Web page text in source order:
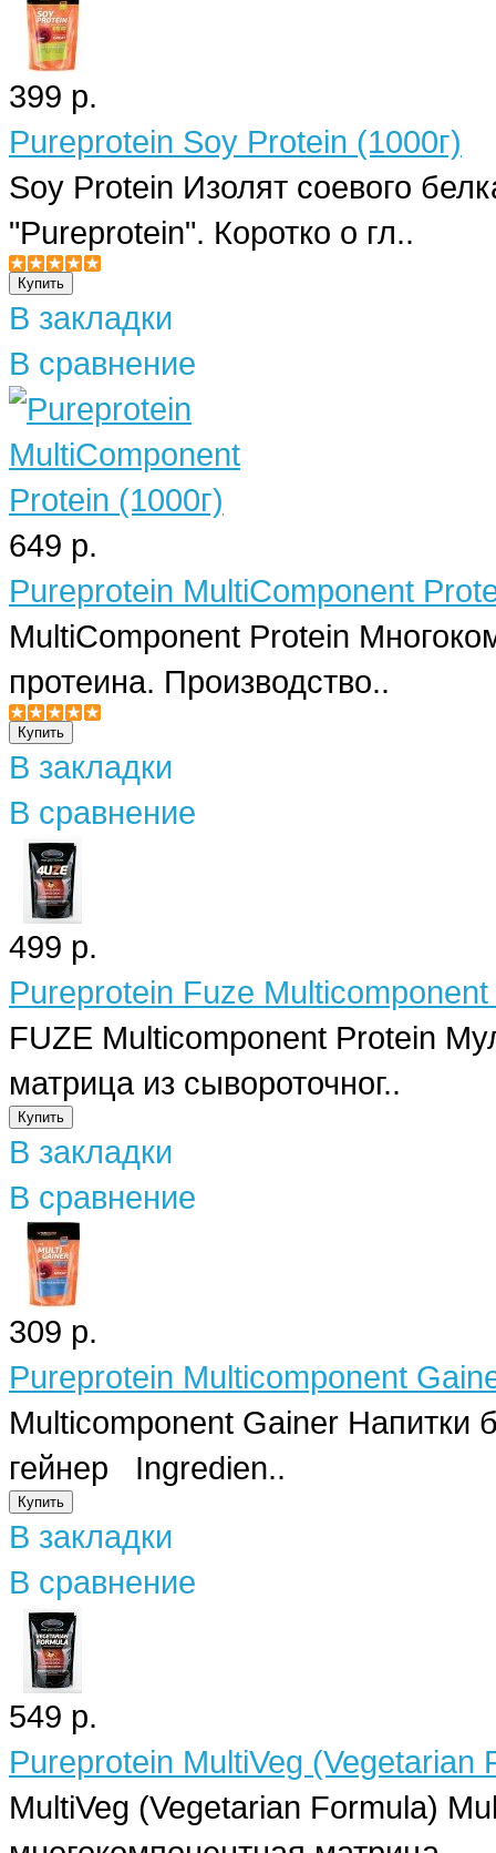
399 р.
Pureprotein Soy Protein (1000г)
Soy Protein Изолят соевого
"Pureprotein". Коротко о гл..
В закладки
В сравнение
649 р.
Pureprotein MultiComponent
MultiComponent Protein
протеина. Производство..
В закладки
В сравнение
499 р.
Pureprotein Fuze
FUZE Multicomponent Protein
матрица из сывороточног..
В закладки
В сравнение
309 р.
Pureprotein Multicomponent
Multicomponent Gainer Напитки
гейнер Ingredien..
В закладки
В сравнение
549 р.
Pureprotein MultiVeg (Vegetarian
MultiVeg (Vegetarian Formula)